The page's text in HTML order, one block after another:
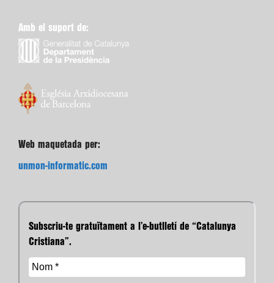
Amb el suport de:
Web maquetada per:
unmon-informatic.com
Subscriu-te gratuïtament a l’e-butlletí de “Catalunya
Cristiana”.